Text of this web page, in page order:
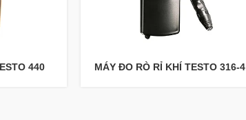
440 MÁY ĐO RÒ RỈ KHÍ TESTO 316-4